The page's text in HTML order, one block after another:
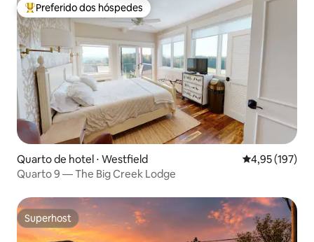
Entre os melhores preferidos dos hóspedes
Preferido dos hóspedes
Quarto de hotel ⋅ Westfield 4,95 de uma
4,95 (197)
Quarto 9 — The Big Creek Lodge
Superhost
Superhost